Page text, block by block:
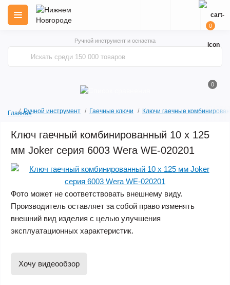
Ручной инструмент и оснастка
0
0
ГлавнаяРучной инструмент Гаечные ключи Ключи гаечные
Ключ гаечный комбинированный 10 x 125
мм Joker серия 6003 Wera WE-020201
Фото может не соответствовать внешнему виду.
Производитель оставляет за собой право изменять
внешний вид изделия с целью улучшения
эксплуатационных характеристик.
Хочу видеообзор